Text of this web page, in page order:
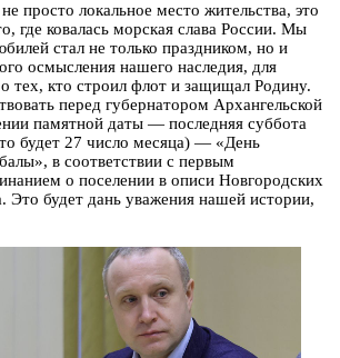
просто локальное место жительства, это
где ковалась морская слава России. Мы
стал не только праздником, но и
осмысления нашего наследия, для
тех, кто строил флот и защищал Родину.
перед губернатором Архангельской
памятной даты — последняя суббота
будет 27 число месяца) — «День
в соответствии с первым
о поселении в описи Новгородских
Это будет дань уважения нашей истории,